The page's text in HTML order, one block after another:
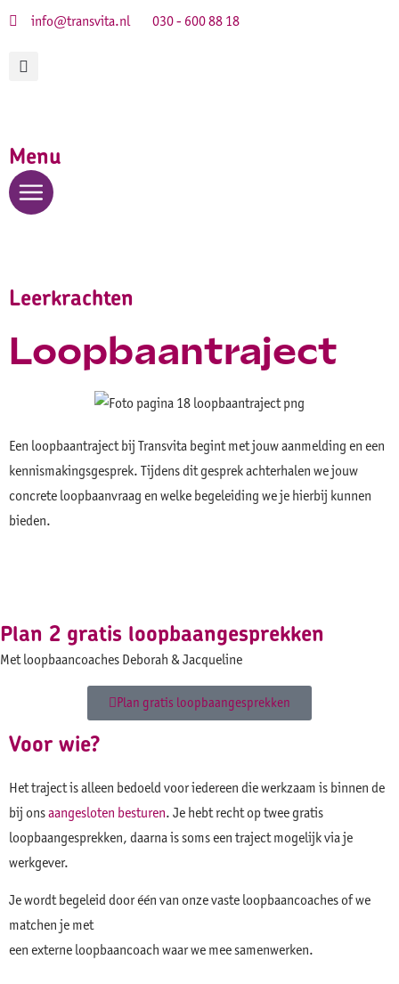
info@transvita.nl 030 - 600 88 18
Menu
Leerkrachten
Loopbaantraject
Een loopbaantraject bij Transvita begint met jouw aanmelding en een
kennismakingsgesprek. Tijdens dit gesprek achterhalen we jouw
concrete loopbaanvraag en welke begeleiding we je hierbij kunnen
bieden.
Plan 2 gratis loopbaangesprekken
Met loopbaancoaches Deborah & Jacqueline
Plan gratis loopbaangesprekken
Voor wie?
Het traject is alleen bedoeld voor iedereen die werkzaam is binnen de
bij onsaangesloten besturen. Je hebt recht op twee gratis
loopbaangesprekken, daarna is soms een traject mogelijk via je
werkgever.
Je wordt begeleid door één van onze vaste loopbaancoaches of we
matchen je met
een externe loopbaancoach waar we mee samenwerken.